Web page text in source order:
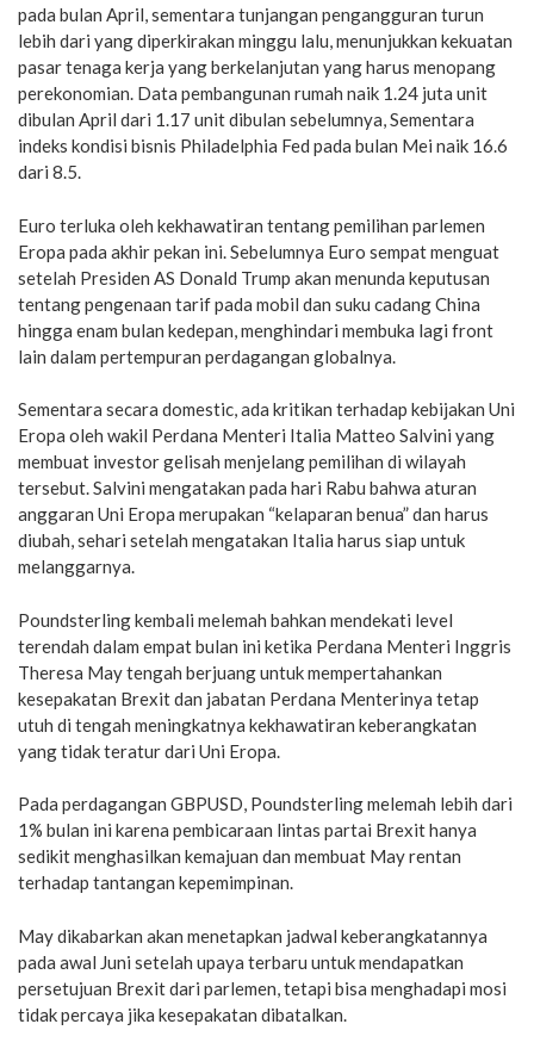
pada bulan April, sementara tunjangan pengangguran turun
lebih dari yang diperkirakan minggu lalu, menunjukkan kekuatan
pasar tenaga kerja yang berkelanjutan yang harus menopang
perekonomian. Data pembangunan rumah naik 1.24 juta unit
dibulan April dari 1.17 unit dibulan sebelumnya, Sementara
indeks kondisi bisnis Philadelphia Fed pada bulan Mei naik 16.6
dari 8.5.
Euro terluka oleh kekhawatiran tentang pemilihan parlemen
Eropa pada akhir pekan ini. Sebelumnya Euro sempat menguat
setelah Presiden AS Donald Trump akan menunda keputusan
tentang pengenaan tarif pada mobil dan suku cadang China
hingga enam bulan kedepan, menghindari membuka lagi front
lain dalam pertempuran perdagangan globalnya.
Sementara secara domestic, ada kritikan terhadap kebijakan Uni
Eropa oleh wakil Perdana Menteri Italia Matteo Salvini yang
membuat investor gelisah menjelang pemilihan di wilayah
tersebut. Salvini mengatakan pada hari Rabu bahwa aturan
anggaran Uni Eropa merupakan “kelaparan benua” dan harus
diubah, sehari setelah mengatakan Italia harus siap untuk
melanggarnya.
Poundsterling kembali melemah bahkan mendekati level
terendah dalam empat bulan ini ketika Perdana Menteri Inggris
Theresa May tengah berjuang untuk mempertahankan
kesepakatan Brexit dan jabatan Perdana Menterinya tetap
utuh di tengah meningkatnya kekhawatiran keberangkatan
yang tidak teratur dari Uni Eropa.
Pada perdagangan GBPUSD, Poundsterling melemah lebih dari
1% bulan ini karena pembicaraan lintas partai Brexit hanya
sedikit menghasilkan kemajuan dan membuat May rentan
terhadap tantangan kepemimpinan.
May dikabarkan akan menetapkan jadwal keberangkatannya
pada awal Juni setelah upaya terbaru untuk mendapatkan
persetujuan Brexit dari parlemen, tetapi bisa menghadapi mosi
tidak percaya jika kesepakatan dibatalkan.